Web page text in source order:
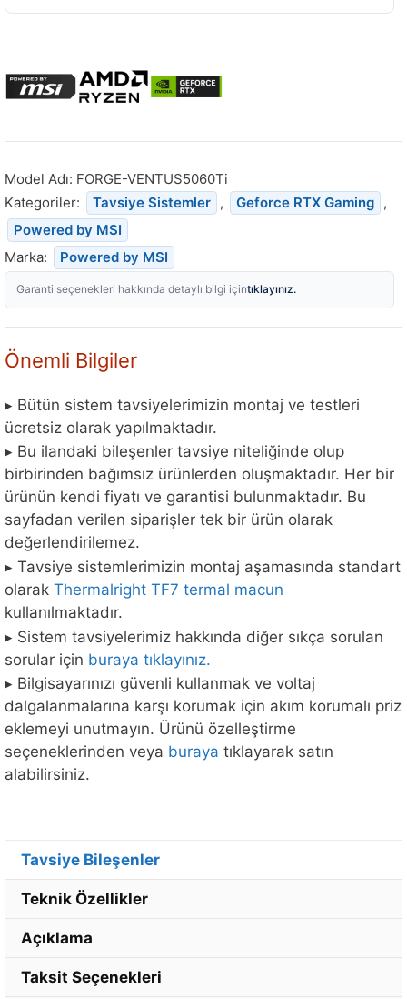
Model Adı: FORGE-VENTUS5060Ti
Kategoriler:
Tavsiye Sistemler , Geforce RTX Gaming ,
Powered by MSI
Marka:
Powered by MSI
Garanti seçenekleri hakkında detaylı bilgi içintıklayınız.
Önemli Bilgiler
▸ Bütün sistem tavsiyelerimizin montaj ve testleri
ücretsiz olarak yapılmaktadır.
▸ Bu ilandaki bileşenler tavsiye niteliğinde olup
birbirinden bağımsız ürünlerden oluşmaktadır. Her bir
ürünün kendi fiyatı ve garantisi bulunmaktadır. Bu
sayfadan verilen siparişler tek bir ürün olarak
değerlendirilemez.
▸ Tavsiye sistemlerimizin montaj aşamasında standart
olarak Thermalright TF7 termal macun
kullanılmaktadır.
▸ Sistem tavsiyelerimiz hakkında diğer sıkça sorulan
sorular için buraya tıklayınız.
▸ Bilgisayarınızı güvenli kullanmak ve voltaj
dalgalanmalarına karşı korumak için akım korumalı priz
eklemeyi unutmayın. Ürünü özelleştirme
seçeneklerinden veya buraya tıklayarak satın
alabilirsiniz.
Tavsiye Bileşenler
Teknik Özellikler
Açıklama
Taksit Seçenekleri